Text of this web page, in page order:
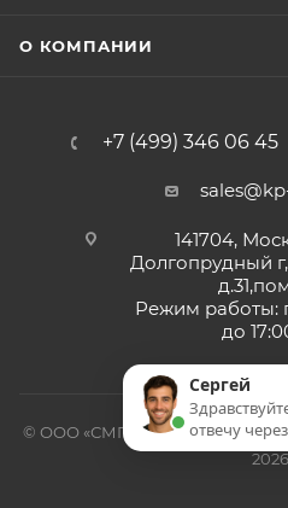
О КОМПАНИИ
+7 (499) 346 06 45
141704,
Долгопрудный
Режим работы:
до
© ООО «СМП-Проект», поставка
2026
Сергей
отвечу